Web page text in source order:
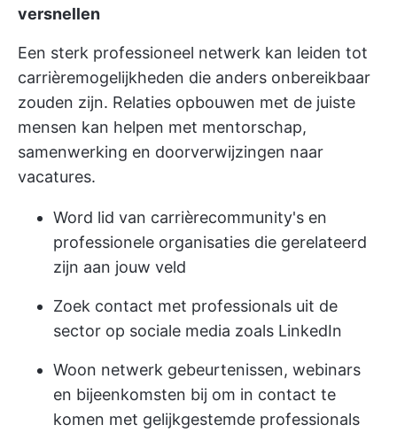
versnellen
Een sterk professioneel netwerk kan leiden tot
carrièremogelijkheden die anders onbereikbaar
zouden zijn. Relaties opbouwen met de juiste
mensen kan helpen met mentorschap,
samenwerking en doorverwijzingen naar
vacatures.
Word lid van carrièrecommunity's en
professionele organisaties die gerelateerd
zijn aan jouw veld
Zoek contact met professionals uit de
sector op sociale media zoals LinkedIn
Woon netwerk gebeurtenissen, webinars
en bijeenkomsten bij om in contact te
komen met gelijkgestemde professionals